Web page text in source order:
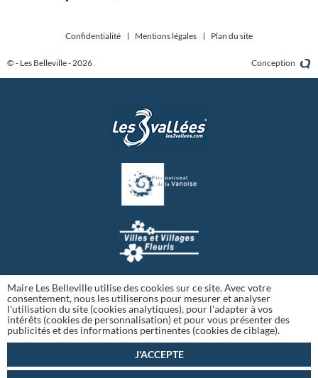
© - Les Belleville - 2026
Confidentialité Mentions légales Plan du site
Conception
Maire Les Belleville utilise des cookies sur ce site. Avec votre
consentement, nous les utiliserons pour mesurer et analyser
l'utilisation du site (cookies analytiques), pour l'adapter à vos
intérêts (cookies de personnalisation) et pour vous présenter des
publicités et des informations pertinentes (cookies de ciblage).
J'ACCEPTE